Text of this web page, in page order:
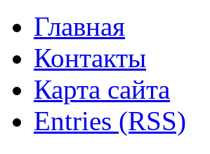
Главная
Контакты
Карта сайта
Entries (RSS)